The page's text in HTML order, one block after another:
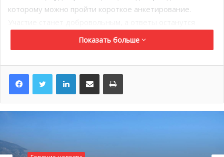
которому можно пройти короткое анкетирование.
вкусах и досуге путешественников. Данные помогут
правительству лучше адаптировать туристические
потребности туристов.
Запуск новых региональных
Показать больше
LinkedInПоделиться по электронной почте Распечатать